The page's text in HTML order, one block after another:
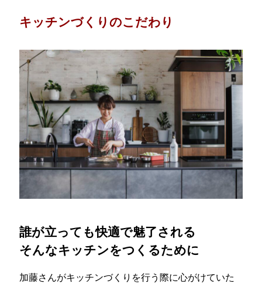
キッチンづくりのこだわり
誰が立っても快適で魅了される
そんなキッチンをつくるために
加藤さんがキッチンづくりを行う際に心がけていた